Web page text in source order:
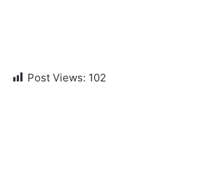
Post Views: 102